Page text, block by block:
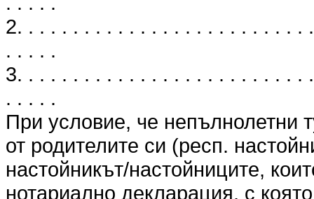
2. . . . . . . . . . . . . . . . . . . . . . . . .
. . . . .
3. . . . . . . . . . . . . . . . . . . . . . . . .
. . . . .
При условие, че непълнолетни
от родителите си (респ.
настойникът/настойниците,
нотариално декларация, с